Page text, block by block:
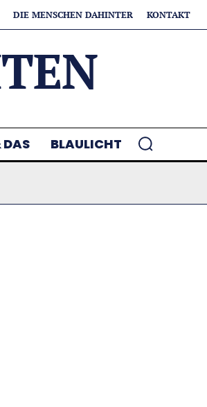
DIE MENSCHEN DAHINTER KONTAKT
DAS BLAULICHT